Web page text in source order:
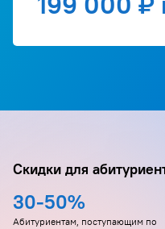
деятельности,
товары).
Скидки для
30-50%
Абитуриентам, поступающим по